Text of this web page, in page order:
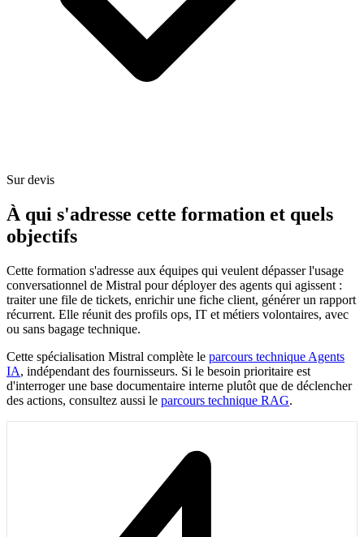
Sur devis
À qui s'adresse cette formation et quels
objectifs
Cette formation s'adresse aux équipes qui veulent dépasser l'usage
conversationnel de Mistral pour déployer des agents qui agissent :
traiter une file de tickets, enrichir une fiche client, générer un rapport
récurrent. Elle réunit des profils ops, IT et métiers volontaires, avec
ou sans bagage technique.
Cette spécialisation Mistral complète le parcours technique Agents
IA, indépendant des fournisseurs. Si le besoin prioritaire est
d'interroger une base documentaire interne plutôt que de déclencher
des actions, consultez aussi le parcours technique RAG.